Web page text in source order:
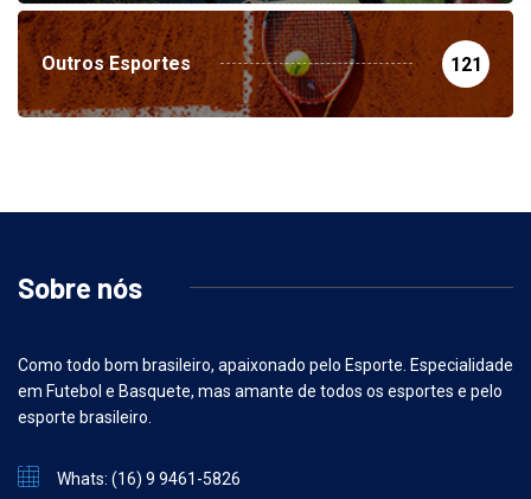
Outros Esportes 121
Sobre nós
Como todo bom brasileiro, apaixonado pelo Esporte. Especialidade
em Futebol e Basquete, mas amante de todos os esportes e pelo
esporte brasileiro.
Whats: (16) 9 9461-5826